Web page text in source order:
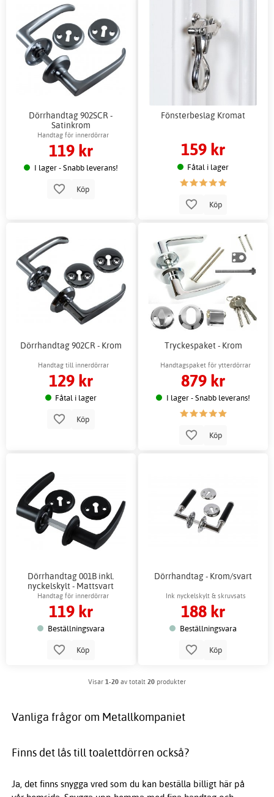
Dörrhandtag 902SCR -
Satinkrom
Handtag för innerdörrar
119 kr
I lager - Snabb leverans!
Köp
Fönsterbeslag Kromat
159 kr
Fåtal i lager
Köp
Dörrhandtag 902CR - Krom
Handtag till innerdörrar
129 kr
Fåtal i lager
Köp
Tryckespaket - Krom
Handtagspaket för ytterdörrar
879 kr
I lager - Snabb leverans!
Köp
Dörrhandtag 001B inkl.
nyckelskylt - Mattsvart
Handtag för innerdörrar
119 kr
Beställningsvara
Köp
Dörrhandtag - Krom/svart
Ink nyckelskylt & skruvsats
188 kr
Beställningsvara
Köp
Visar 1-20 av totalt 20 produkter
Vanliga frågor om Metallkompaniet
Finns det lås till toalettdörren också?
Ja, det finns snygga vred som du kan beställa billigt här på